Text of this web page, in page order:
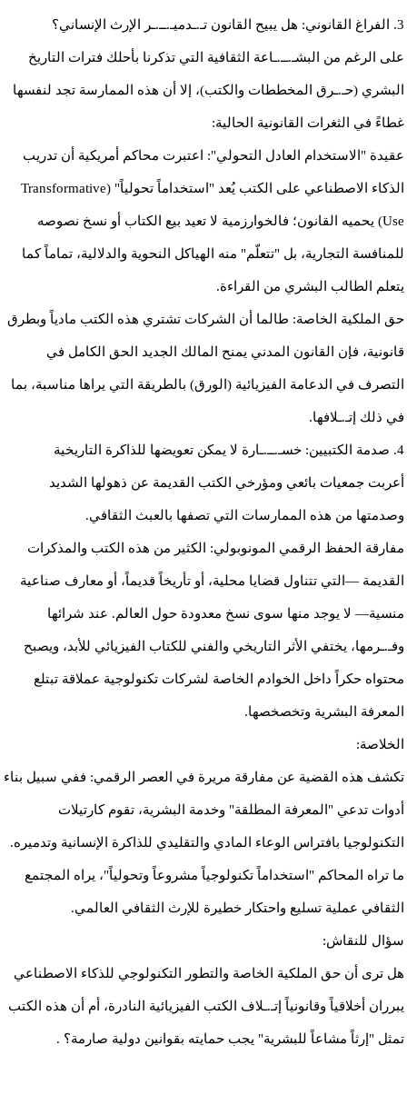
​3. الفراغ القانوني: هل يبيح القانون تـ.ـدميـ.ــ.ـر الإرث الإنساني؟
​على الرغم من البشـ.ــ.ـاعة الثقافية التي تذكرنا بأحلك فترات التاريخ
البشري (حـ.ـرق المخططات والكتب)، إلا أن هذه الممارسة تجد لنفسها
غطاءً في الثغرات القانونية الحالية:
​عقيدة "الاستخدام العادل التحولي": اعتبرت محاكم أمريكية أن تدريب
الذكاء الاصطناعي على الكتب يُعد "استخداماً تحولياً" (Transformative
Use) يحميه القانون؛ فالخوارزمية لا تعيد بيع الكتاب أو نسخ نصوصه
للمنافسة التجارية، بل "تتعلّم" منه الهياكل النحوية والدلالية، تماماً كما
يتعلم الطالب البشري من القراءة.
​حق الملكية الخاصة: طالما أن الشركات تشتري هذه الكتب مادياً وبطرق
قانونية، فإن القانون المدني يمنح المالك الجديد الحق الكامل في
التصرف في الدعامة الفيزيائية (الورق) بالطريقة التي يراها مناسبة، بما
في ذلك إتـ.ـلافها.
​4. صدمة الكتبيين: خسـ.ــ.ـارة لا يمكن تعويضها للذاكرة التاريخية
​أعربت جمعيات بائعي ومؤرخي الكتب القديمة عن ذهولها الشديد
وصدمتها من هذه الممارسات التي تصفها بالعبث الثقافي.
​مفارقة الحفظ الرقمي المونوبولي: الكثير من هذه الكتب والمذكرات
القديمة —التي تتناول قضايا محلية، أو تأريخاً قديماً، أو معارف صناعية
منسية— لا يوجد منها سوى نسخ معدودة حول العالم. عند شرائها
وفـ.ـرمها، يختفي الأثر التاريخي والفني للكتاب الفيزيائي للأبد، ويصبح
محتواه حكراً داخل الخوادم الخاصة لشركات تكنولوجية عملاقة تبتلع
المعرفة البشرية وتخصخصها.
​الخلاصة:
​تكشف هذه القضية عن مفارقة مريرة في العصر الرقمي: ففي سبيل بناء
أدوات تدعي "المعرفة المطلقة" وخدمة البشرية، تقوم كارتيلات
التكنولوجيا بافتراس الوعاء المادي والتقليدي للذاكرة الإنسانية وتدميره.
ما تراه المحاكم "استخداماً تكنولوجياً مشروعاً وتحولياً"، يراه المجتمع
الثقافي عملية تسليع واحتكار خطيرة للإرث الثقافي العالمي.
​سؤال للنقاش:
هل ترى أن حق الملكية الخاصة والتطور التكنولوجي للذكاء الاصطناعي
يبرران أخلاقياً وقانونياً إتـ.ـلاف الكتب الفيزيائية النادرة، أم أن هذه الكتب
تمثل "إرثاً مشاعاً للبشرية" يجب حمايته بقوانين دولية صارمة؟ .